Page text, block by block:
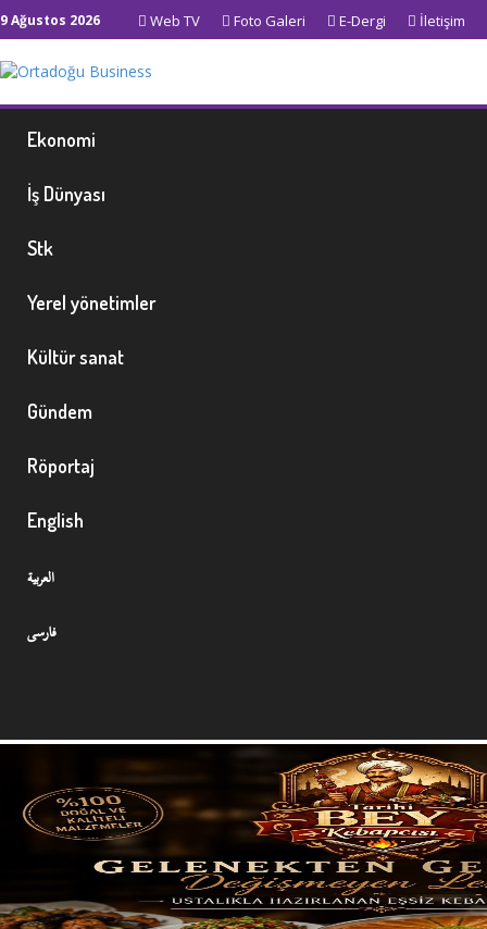
9 Ağustos 2026 Web TV Foto Galeri E-Dergi İletişim
Ekonomi
İş Dünyası
Stk
Yerel yönetimler
Kültür sanat
Gündem
Röportaj
English
العربية
فارسی